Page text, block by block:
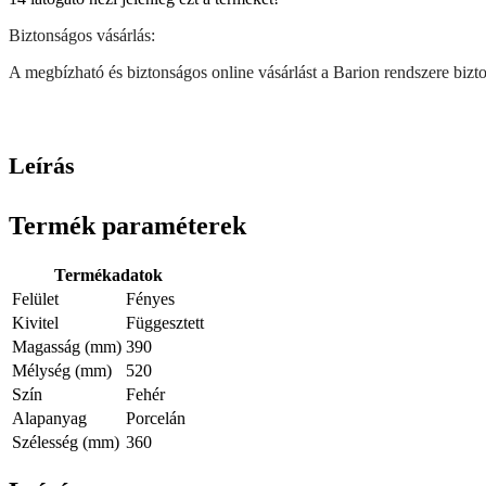
Biztonságos vásárlás:
A megbízható és biztonságos online vásárlást a Barion rendszere
Leírás
Termék paraméterek
Termékadatok
Felület
Fényes
Kivitel
Függesztett
Magasság (mm) 390
Mélység (mm)
520
Szín
Fehér
Alapanyag
Porcelán
Szélesség (mm) 360